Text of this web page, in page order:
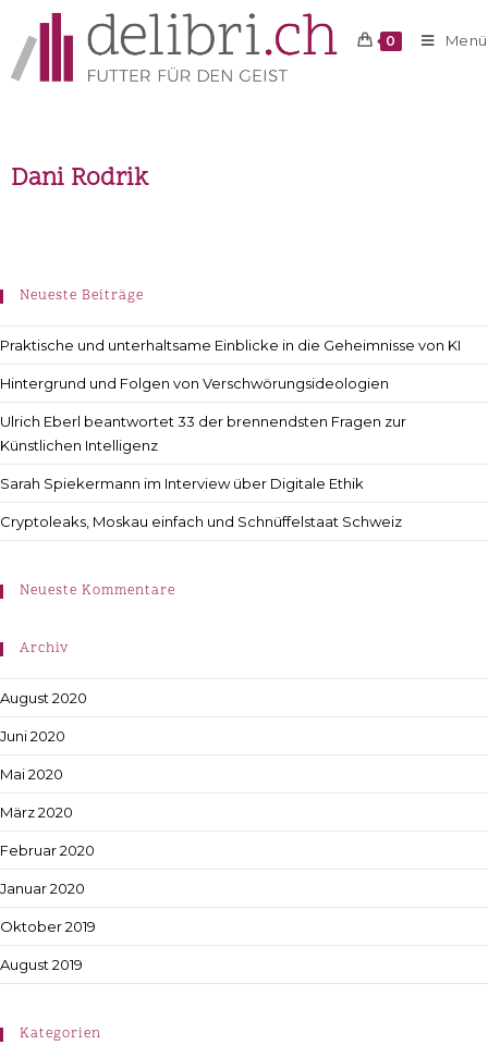
0 Menü
Dani Rodrik
Neueste Beiträge
Praktische und unterhaltsame Einblicke in die Geheimnisse von KI
Hintergrund und Folgen von Verschwörungsideologien
Ulrich Eberl beantwortet 33 der brennendsten Fragen zur
Künstlichen Intelligenz
Sarah Spiekermann im Interview über Digitale Ethik
Cryptoleaks, Moskau einfach und Schnüffelstaat Schweiz
Neueste Kommentare
Archiv
August 2020
Juni 2020
Mai 2020
März 2020
Februar 2020
Januar 2020
Oktober 2019
August 2019
Kategorien